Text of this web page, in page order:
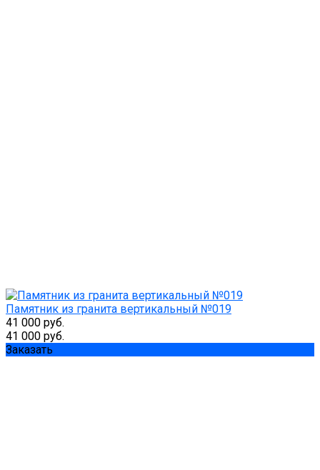
Памятник из гранита вертикальный №019
41 000 руб.
41 000 руб.
Заказать